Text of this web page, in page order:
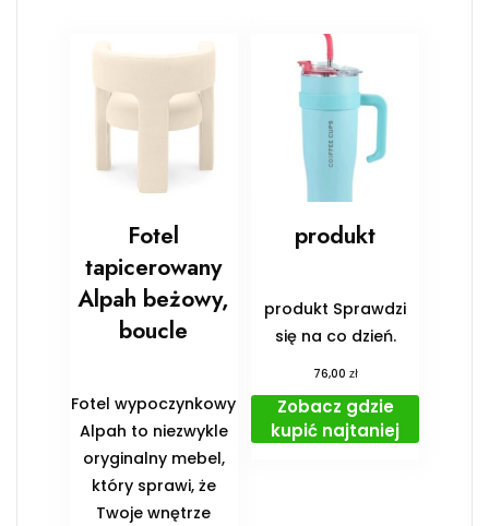
Fotel
tapicerowany
Alpah beżowy,
boucle
Fotel wypoczynkowy
Alpah to niezwykle
oryginalny mebel,
który sprawi, że
Twoje wnętrze
produkt
produkt Sprawdzi
się na co dzień.
76,00 zł
Zobacz gdzie
kupić najtaniej